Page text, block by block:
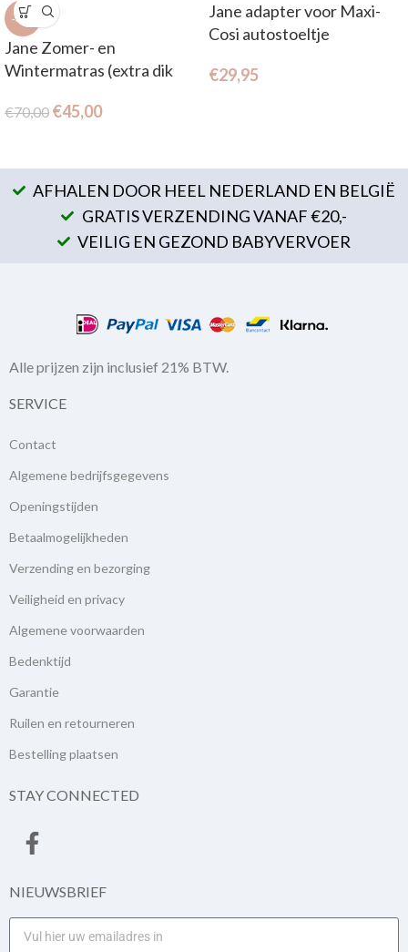
-36%
Jane Zomer- en
Wintermatras (extra dik
€70,00 €45,00
Jane adapter voor Maxi-
Cosi autostoeltje
€29,95
AFHALEN DOOR HEEL NEDERLAND EN BELGIË
GRATIS VERZENDING VANAF €20,-
VEILIG EN GEZOND BABYVERVOER
Alle prijzen zijn inclusief 21% BTW.
SERVICE
Contact
Algemene bedrijfsgegevens
Openingstijden
Betaalmogelijkheden
Verzending en bezorging
Veiligheid en privacy
Algemene voorwaarden
Bedenktijd
Garantie
Ruilen en retourneren
Bestelling plaatsen
STAY CONNECTED
NIEUWSBRIEF